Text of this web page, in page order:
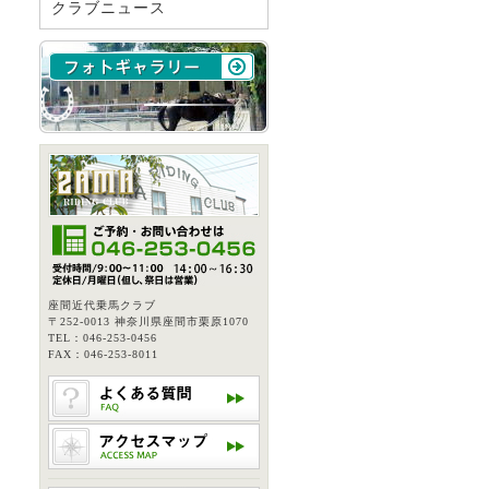
クラブニュース
座間近代乗馬クラブ
〒252-0013 神奈川県座間市栗原1070
TEL：046-253-0456
FAX：046-253-8011